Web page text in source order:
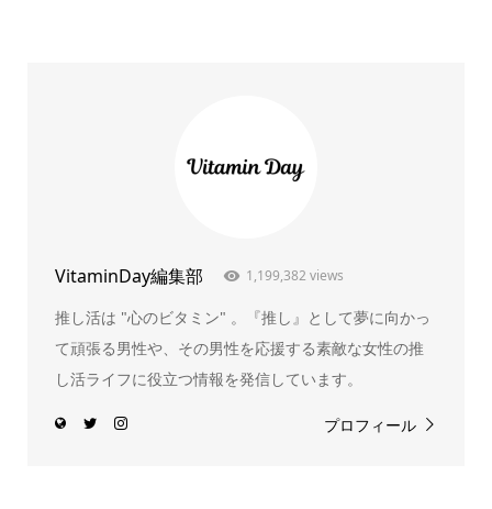
VitaminDay編集部 1,199,382 views
推し活は "心のビタミン" 。『推し』として夢に向かっ
て頑張る男性や、その男性を応援する素敵な女性の推
し活ライフに役立つ情報を発信しています。
プロフィール